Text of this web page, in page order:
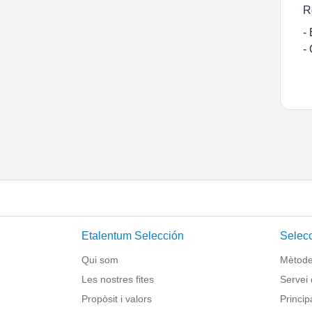
-
-
Etalentum Selección
Qui som
Les nostres fites
Propòsit i valors
Servei